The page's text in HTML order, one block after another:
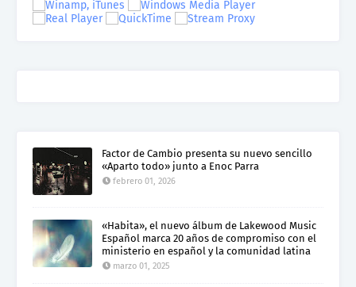
Factor de Cambio presenta su nuevo sencillo
«Aparto todo» junto a Enoc Parra
febrero 01, 2026
«Habita», el nuevo álbum de Lakewood Music
Español marca 20 años de compromiso con el
ministerio en español y la comunidad latina
marzo 01, 2025